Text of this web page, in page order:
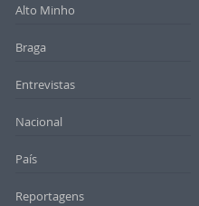
Alto Minho
Braga
Entrevistas
Nacional
País
Reportagens